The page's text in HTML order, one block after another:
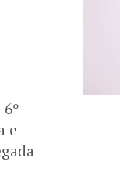
e